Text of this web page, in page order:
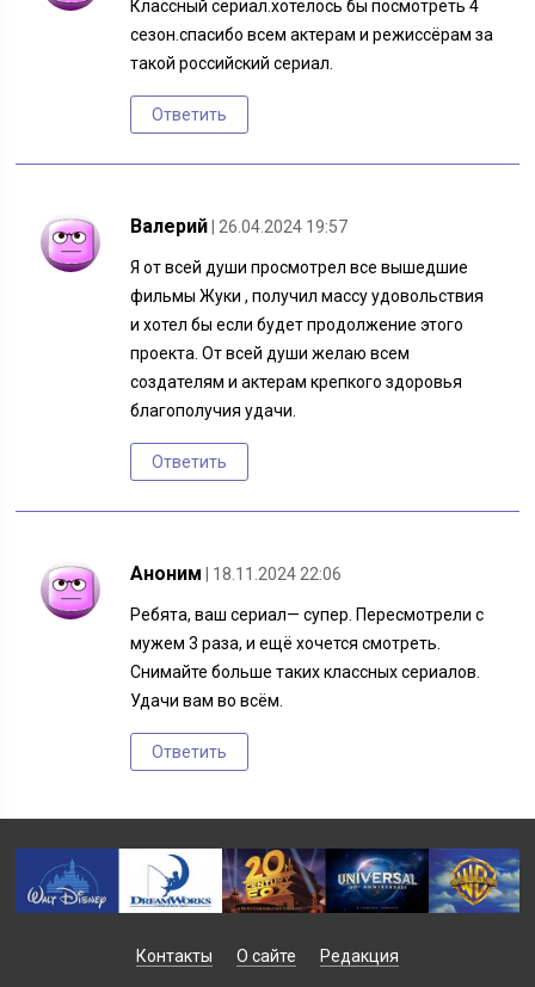
Классный сериал.хотелось бы посмотреть 4
сезон.спасибо всем актерам и режиссёрам за
такой российский сериал.
Ответить
Валерий | 26.04.2024 19:57
Я от всей души просмотрел все вышедшие
фильмы Жуки , получил массу удовольствия
и хотел бы если будет продолжение этого
проекта. От всей души желаю всем
создателям и актерам крепкого здоровья
благополучия удачи.
Ответить
Аноним | 18.11.2024 22:06
Ребята, ваш сериал— супер. Пересмотрели с
мужем 3 раза, и ещё хочется смотреть.
Снимайте больше таких классных сериалов.
Удачи вам во всём.
Ответить
Контакты О сайте Редакция